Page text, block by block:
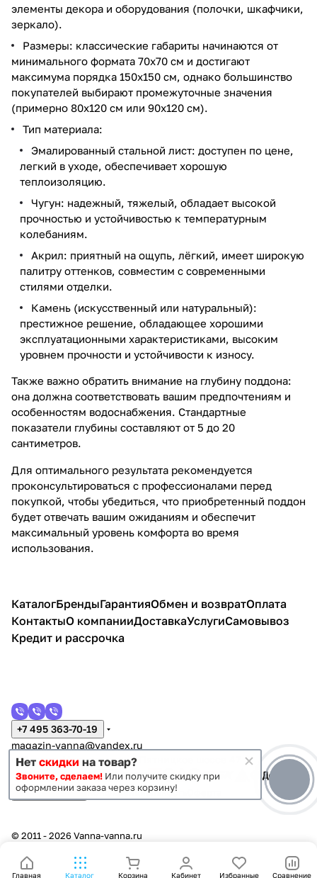
элементы декора и оборудования (полочки, шкафчики,
зеркало).
Размеры: классические габариты начинаются от
минимального формата 70x70 см и достигают
максимума порядка 150x150 см, однако большинство
покупателей выбирают промежуточные значения
(примерно 80x120 см или 90x120 см).
Тип материала:
Эмалированный стальной лист: доступен по цене,
легкий в уходе, обеспечивает хорошую
теплоизоляцию.
Чугун: надежный, тяжелый, обладает высокой
прочностью и устойчивостью к температурным
колебаниям.
Акрил: приятный на ощупь, лёгкий, имеет широкую
палитру оттенков, совместим с современными
стилями отделки.
Камень (искусственный или натуральный):
престижное решение, обладающее хорошими
эксплуатационными характеристиками, высоким
уровнем прочности и устойчивости к износу.
Также важно обратить внимание на глубину поддона:
она должна соответствовать вашим предпочтениям и
особенностям водоснабжения. Стандартные
показатели глубины составляют от 5 до 20
сантиметров.
Для оптимального результата рекомендуется
проконсультироваться с профессионалами перед
покупкой, чтобы убедиться, что приобретенный поддон
будет отвечать вашим ожиданиям и обеспечит
максимальный уровень комфорта во время
использования.
Главная Каталог Корзина Кабинет Избранные Сравнение
КаталогБрендыГарантияОбмен и возвратОплата
КонтактыО компанииДоставкаУслугиСамовывоз
Кредит и рассрочка
+7 495 363-70-19
magazin-vanna@yandex.ru
г. Москва, Митино, улица Пятницкое шоссе 47
Темная тема Конфиденциальность
© 2011 - 2026 Vanna-vanna.ru
Нет скидки на товар?
Звоните, сделаем! Или получите скидку при
оформлении заказа через корзину!